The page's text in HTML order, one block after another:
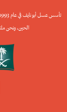
الحين، ونحن